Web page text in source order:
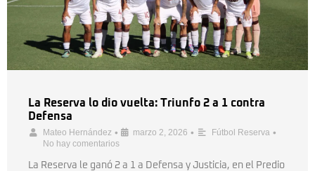
La Reserva lo dio vuelta: Triunfo 2 a 1 contra
Defensa
Mateo Hernández • marzo 2, 2026 • Fútbol Reserva •
No hay comentarios
La Reserva le ganó 2 a 1 a Defensa y Justicia, en el Predio